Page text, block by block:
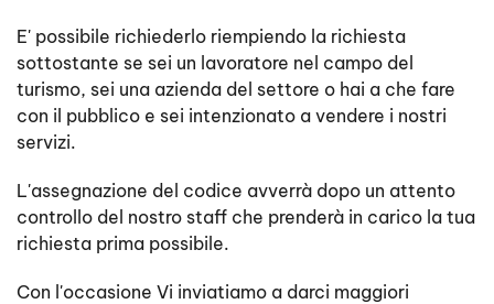
E' possibile richiederlo riempiendo la richiesta
sottostante se sei un lavoratore nel campo del
turismo, sei una azienda del settore o hai a che fare
con il pubblico e sei intenzionato a vendere i nostri
servizi.
L'assegnazione del codice avverrà dopo un attento
controllo del nostro staff che prenderà in carico la tua
richiesta prima possibile.
Con l'occasione Vi inviatiamo a darci maggiori